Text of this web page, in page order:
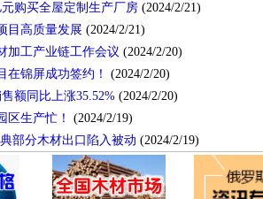
购买全屋定制生产厂房 (2024/2/21)
目高质量发展 (2024/2/21)
加工产业链工作会议 (2024/2/20)
在锦屏成功签约！
(2024/2/20)
额同比上涨35.52% (2024/2/20)
区生产忙！
(2024/2/19)
部分木材出口陷入被动 (2024/2/19)